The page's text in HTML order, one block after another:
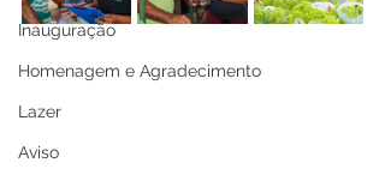
Inauguração
Homenagem e Agradecimento
Lazer
Aviso